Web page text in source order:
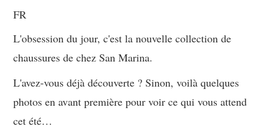
TROUVAILLES ET MES
ENVIES DANS LA MODE, LE
LUXE ET LA BEAUTÉ EN Y
AJOUTANT MON PETIT
FR
L'obsession du jour, c'est la nouvelle collection de
chaussures de chez San Marina.
L'avez-vous déjà découverte ? Sinon, voilà quelques
photos en avant première pour voir ce qui vous attend
cet été…